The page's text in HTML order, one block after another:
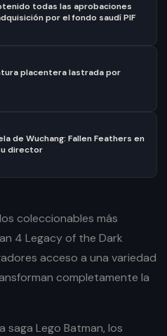
coleccionables más
4 Legacy of the Dark
acceso a una variedad
completamente la
saga Lego Batman, los
todas las aprobaciones
por el fondo saudí PIF
placentera lastrada por
de Wuchang: Fallen Feathers en
director